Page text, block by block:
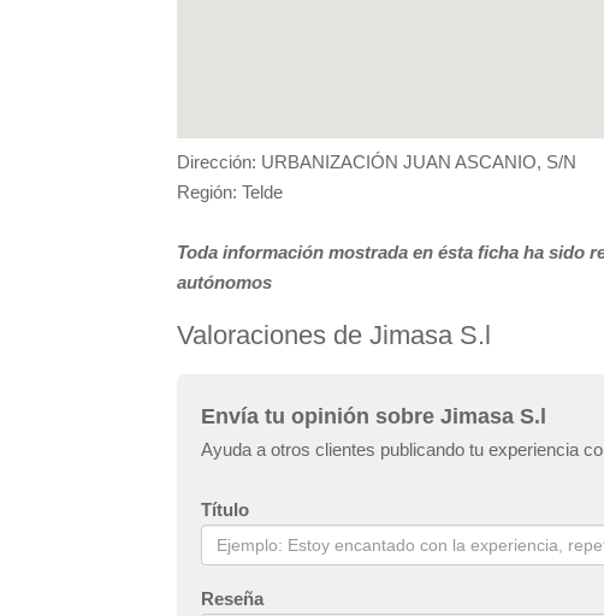
Dirección: URBANIZACIÓN JUAN ASCANIO, S/N
Región: Telde
Toda información mostrada en ésta ficha ha sido
autónomos
Valoraciones de Jimasa S.l
Envía tu opinión sobre Jimasa S.l
Ayuda a otros clientes publicando tu experiencia
Título
Reseña